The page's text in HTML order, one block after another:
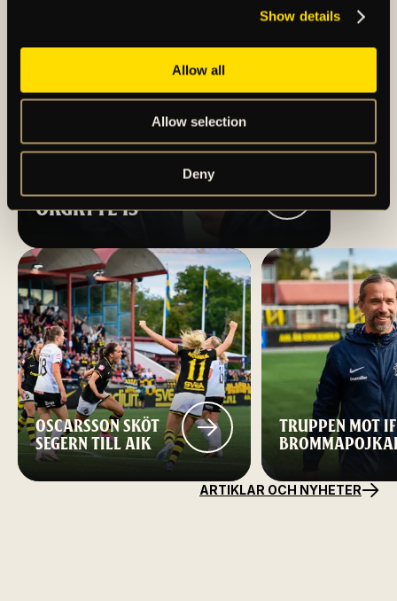
Show details
Allow all
Allow selection
Deny
ÖRGRYTE IS
OSCARSSON SKÖT
SEGERN TILL AIK
TRUPPEN MOT IF
ARTIKLAR OCH NYHETER